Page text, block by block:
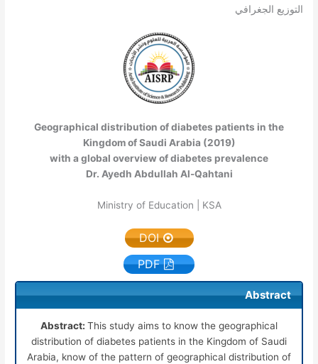
التوزيع الجغرافي
Geographical distribution of diabetes patients in the
Kingdom of Saudi Arabia (2019)
with a global overview of diabetes prevalence
Dr. Ayedh Abdullah Al-Qahtani
Ministry of Education | KSA
DOI
PDF
Abstract
Abstract: This study aims to know the geographical
distribution of diabetes patients in the Kingdom of Saudi
Arabia, know of the pattern of geographical distribution of